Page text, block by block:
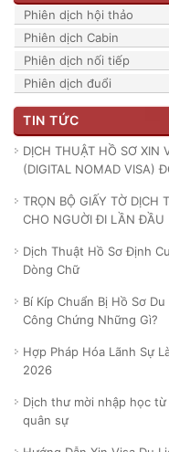
Phiên dịch hội thảo
Phiên dịch Cabin
Phiên dịch nối tiếp
Phiên dịch đuổi
TIN TỨC
DỊCH THUẬT HỒ SƠ XIN
(DIGITAL NOMAD VISA)
TRỌN BỘ GIẤY TỜ DỊCH
CHO NGUỜI ĐI LẦN ĐẦU
Dịch Thuật Hồ Sơ Định
Dòng Chữ
Bí Kíp Chuẩn Bị Hồ Sơ
Công Chứng Những Gì?
Hợp Pháp Hóa Lãnh Sự
2026
Dịch thư mời nhập học
quân sự